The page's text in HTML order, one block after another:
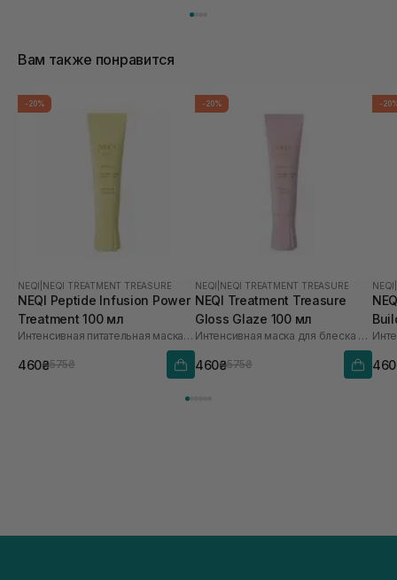
Вам также понравится
-20%
NEQI NEQI TREATMENT TREASURE
NEQI Peptide Infusion Power
Treatment 100 мл
Интенсивная питательная маска с пептидами
460₴575₴
-20%
NEQI NEQI TREATMENT TREASURE
NEQI Treatment Treasure
Gloss Glaze 100 мл
Интенсивная маска для блеска с гликолевой кислотой
460₴575₴
-
NEQI